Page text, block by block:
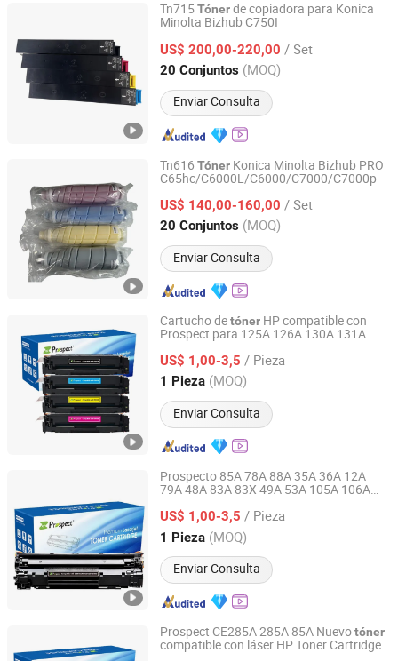
Tn715Tónerde copiadora para Konica
Minolta Bizhub C750I
US$ 200,00-220,00 / Set
20 Conjuntos (MOQ)
Enviar Consulta
Xiamen O-Atronic Computer Material Co., Ltd.
Fujian, China Desde 2010
Tn616 Tóner Konica Minolta Bizhub PRO
C65hc/C6000L/C6000/C7000/C7000p
US$ 140,00-160,00 / Set
20 Conjuntos (MOQ)
Enviar Consulta
Xiamen O-Atronic Computer Material Co., Ltd.
Fujian, China Desde 2010
Cartucho detóner HP compatible con
Prospect para 125A 126A 130A 131A
tónerde color a precio de fábrica
US$ 1,00-3,5 / Pieza
1 Pieza (MOQ)
Enviar Consulta
Prospect Image Products Limited of Zhuhai
Guangdong, China Desde 2024
Prospecto 85A 78A 88A 35A 36A 12A
79A 48A 83A 83X 49A 53A 105A 106A
para impresoras HP
US$ 1,00-3,5 / Pieza
1 Pieza (MOQ)
Enviar Consulta
Prospect Image Products Limited of Zhuhai
Guangdong, China Desde 2024
Prospect CE285A 285A 85A Nuevotóner
compatible con láser HP Toner Cartridge
Prospect Image Products Limited of Zhuhai